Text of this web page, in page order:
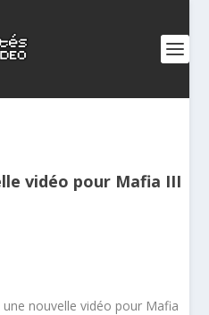
vidéo pour Mafia III
nouvelle vidéo pour Mafia